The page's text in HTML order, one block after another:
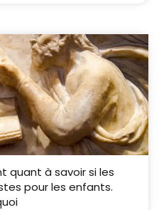
quant à savoir si les
pour les enfants.